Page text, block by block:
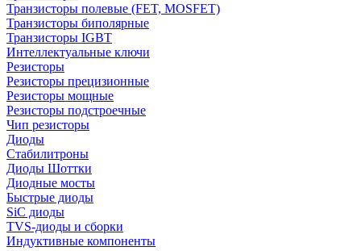
Транзисторы полевые (FET, MOSFET)
Транзисторы биполярные
Транзисторы IGBT
Интеллектуальные ключи
Резисторы
Резисторы прецизионные
Резисторы мощные
Резисторы подстроечные
Чип резисторы
Диоды
Стабилитроны
Диоды Шоттки
Диодные мосты
Быстрые диоды
SiC диоды
TVS-диоды и сборки
Индуктивные компоненты